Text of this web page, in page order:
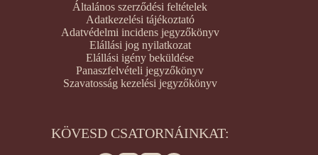
Általános szerződési feltételek
Adatkezelési tájékoztató
Adatvédelmi incidens jegyzőkönyv
Elállási jog nyilatkozat
Elállási igény beküldése
Panaszfelvételi jegyzőkönyv
Szavatosság kezelési jegyzőkönyv
KÖVESD CSATORNÁINKAT: